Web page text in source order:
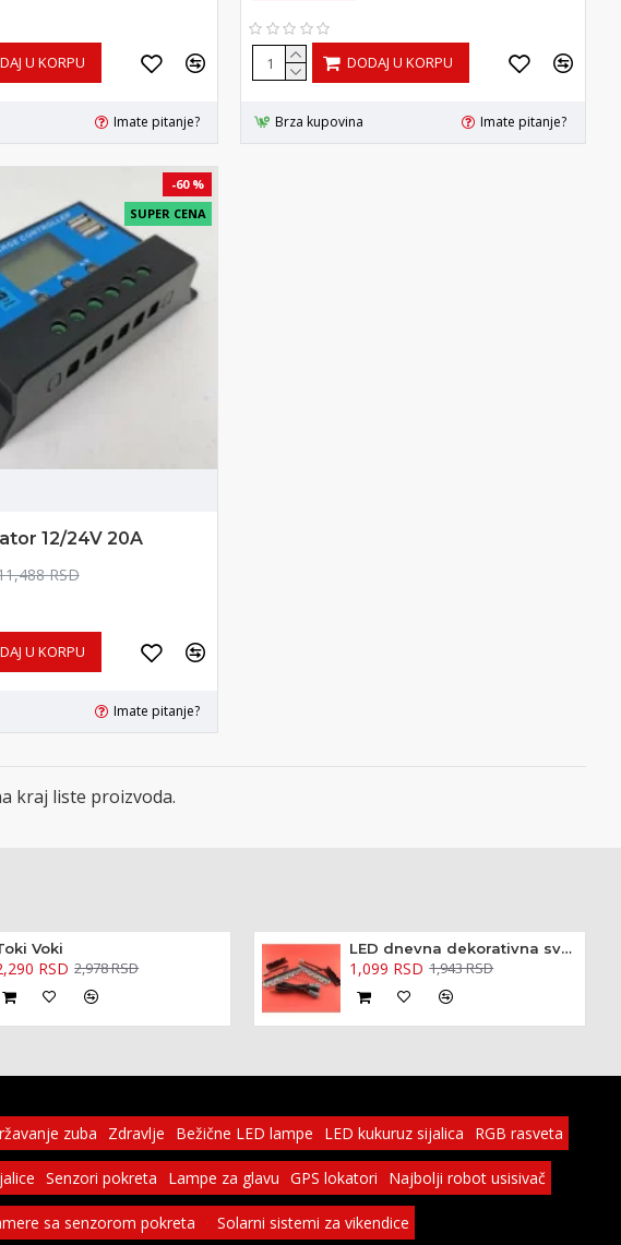
U KORPU
Imate pitanje?
DODAJ U KORPU
Brza kupovina Imate pitanje?
SUPER CENA
-60 %
12/24V 20A
RSD
U KORPU
Imate pitanje?
kraj liste proizvoda.
Voki
RSD 2,978 RSD
LED dnevna dekorativna svetla 2 x 6 diode
1,099 RSD 1,943 RSD
zuba Zdravlje Bežične LED lampe LED kukuruz sijalica RGB rasveta
Senzori pokreta Lampe za glavu GPS lokatori Najbolji robot usisivač
sa senzorom pokreta Solarni sistemi za vikendice